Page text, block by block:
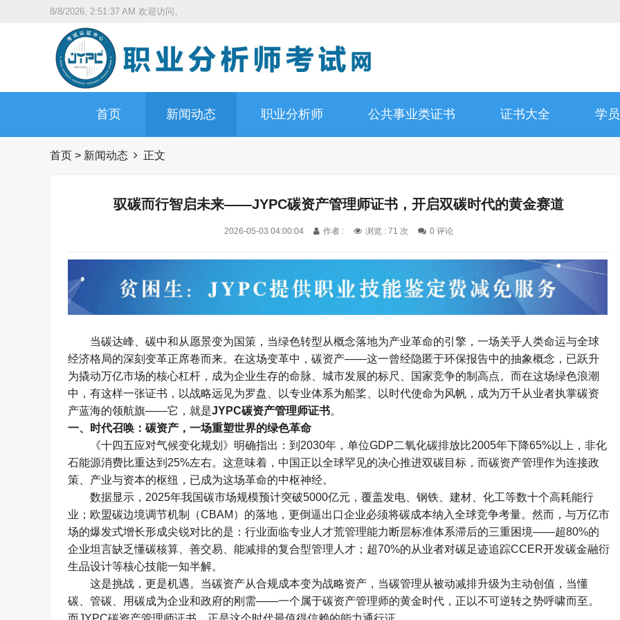
8/8/2026, 2:51:38 AM 欢迎访问。
首页 新闻动态 职业分析师 公共事业类证书 证书大全 学
首页 > 新闻动态 正文
驭碳而行智启未来——JYPC碳资产管理师证书，开启双碳时代的黄金赛道
2026-05-03 04:00:04 作者 : 浏览 : 71 次 0 评论
当碳达峰、碳中和从愿景变为国策，当绿色转型从概念落地为产业革命的引擎，一场关乎人类命运与全球
经济格局的深刻变革正席卷而来。在这场变革中，碳资产——这一曾经隐匿于环保报告中的抽象概念，已跃升
为撬动万亿市场的核心杠杆，成为企业生存的命脉、城市发展的标尺、国家竞争的制高点。而在这场绿色浪潮
中，有这样一张证书，以战略远见为罗盘、以专业体系为船桨、以时代使命为风帆，成为万千从业者执掌碳资
产蓝海的领航旗——它，就是JYPC碳资产管理师证书。
一、时代召唤：碳资产，一场重塑世界的绿色革命
《十四五应对气候变化规划》明确指出：到 2030年，单位GDP二氧化碳排放比2005年下降65%以上，非化
石能源消费比重达到 25%左右。这意味着，中国正以全球罕见的决心推进双碳目标，而碳资产管理作为连接政
策、产业与资本的枢纽，已成为这场革命的中枢神经。
数据显示， 2025年我国碳市场规模预计突破5000亿元，覆盖发电、钢铁、建材、化工等数十个高耗能行
业；欧盟碳边境调节机制（CBAM ）的落地，更倒逼出口企业必须将碳成本纳入全球竞争考量。然而，与万亿市
场的爆发式增长形成尖锐对比的是：行业面临专业人才荒管理能力断层标准体系滞后的三重困境——超80%的
企业坦言缺乏懂碳核算、善交易、能减排的复合型管理人才；超70%的从业者对碳足迹追踪CCER开发碳金融衍
生品设计等核心技能一知半解。
这是挑战，更是机遇。当碳资产从合规成本变为战略资产，当碳管理从被动减排升级为主动创值，当懂
碳、管碳、用碳成为企业和政府的刚需——一个属于碳资产管理师的黄金时代，正以不可逆转之势呼啸而至。